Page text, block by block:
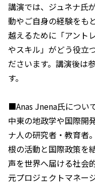
講演では、ジュネナ氏
動やご自身の経験をも
越えるために「アント
やスキル」がどう役立
ださいます。講演後は
す。
■Anas Jnena氏につい
中東の地政学や国際開
ナ人の研究者・教育者
根の活動と国際政策を
声を世界へ届ける社会
元プロジェクトマネー